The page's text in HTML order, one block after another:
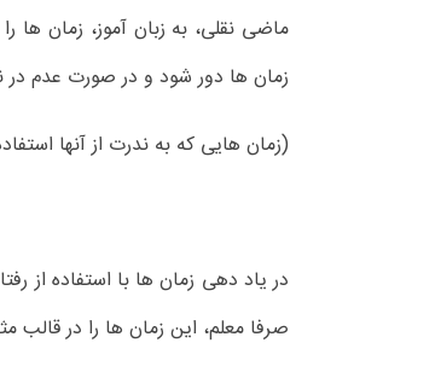
ماضی نقلی، به زبان آموز، زمان ها
زمان ها دور شود و در صورت عدم در
(زمان هایی که به ندرت از آنها
در یاد دهی زمان ها با استفاده از
صرفا معلم، این زمان ها را در قالب